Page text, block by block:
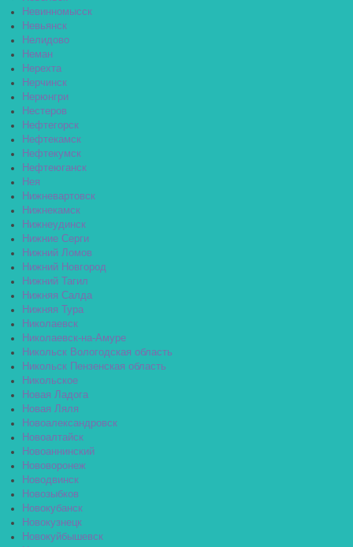
Невинномысск
Невьянск
Нелидово
Неман
Нерехта
Нерчинск
Нерюнгри
Нестеров
Нефтегорск
Нефтекамск
Нефтекумск
Нефтеюганск
Нея
Нижневартовск
Нижнекамск
Нижнеудинск
Нижние Серги
Нижний Ломов
Нижний Новгород
Нижний Тагил
Нижняя Салда
Нижняя Тура
Николаевск
Николаевск-на-Амуре
Никольск Вологодская область
Никольск Пензенская область
Никольское
Новая Ладога
Новая Ляля
Новоалександровск
Новоалтайск
Новоаннинский
Нововоронеж
Новодвинск
Новозыбков
Новокубанск
Новокузнецк
Новокуйбышевск